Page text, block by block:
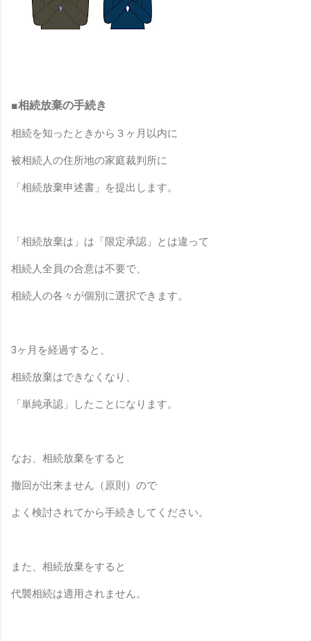
■相続放棄の手続き
相続を知ったときから３ヶ月以内に
被相続人の住所地の家庭裁判所に
「相続放棄申述書」を提出します。
「相続放棄は」は「限定承認」とは違って
相続人全員の合意は不要で、
相続人の各々が個別に選択できます。
3ヶ月を経過すると、
相続放棄はできなくなり、
「単純承認」したことになります。
なお、相続放棄をすると
撤回が出来ません（原則）ので
よく検討されてから手続きしてください。
また、相続放棄をすると
代襲相続は適用されません。